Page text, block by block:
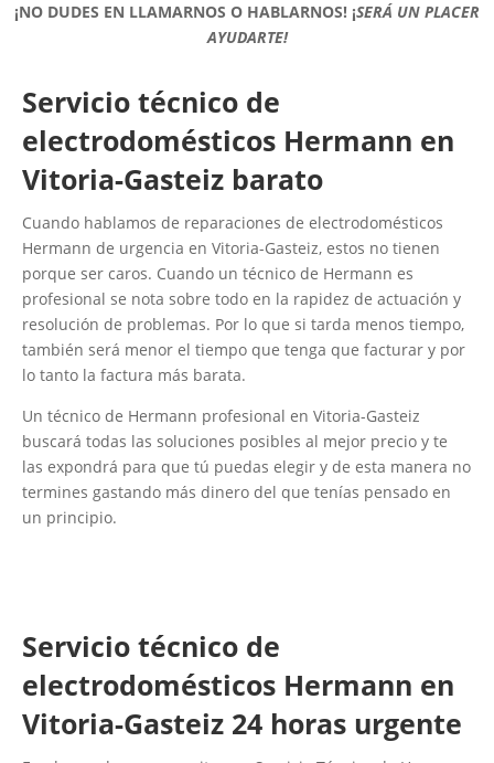
¡NO DUDES EN LLAMARNOS O HABLARNOS! ¡SERÁ UN PLACER
AYUDARTE!
Servicio técnico de
electrodomésticos Hermann en
Vitoria-Gasteiz barato
Cuando hablamos de reparaciones de electrodomésticos
Hermann de urgencia en Vitoria-Gasteiz, estos no tienen
porque ser caros. Cuando un técnico de Hermann es
profesional se nota sobre todo en la rapidez de actuación y
resolución de problemas. Por lo que si tarda menos tiempo,
también será menor el tiempo que tenga que facturar y por
lo tanto la factura más barata.
Un técnico de Hermann profesional en Vitoria-Gasteiz
buscará todas las soluciones posibles al mejor precio y te
las expondrá para que tú puedas elegir y de esta manera no
termines gastando más dinero del que tenías pensado en
un principio.
Servicio técnico de
electrodomésticos Hermann en
Vitoria-Gasteiz 24 horas urgente